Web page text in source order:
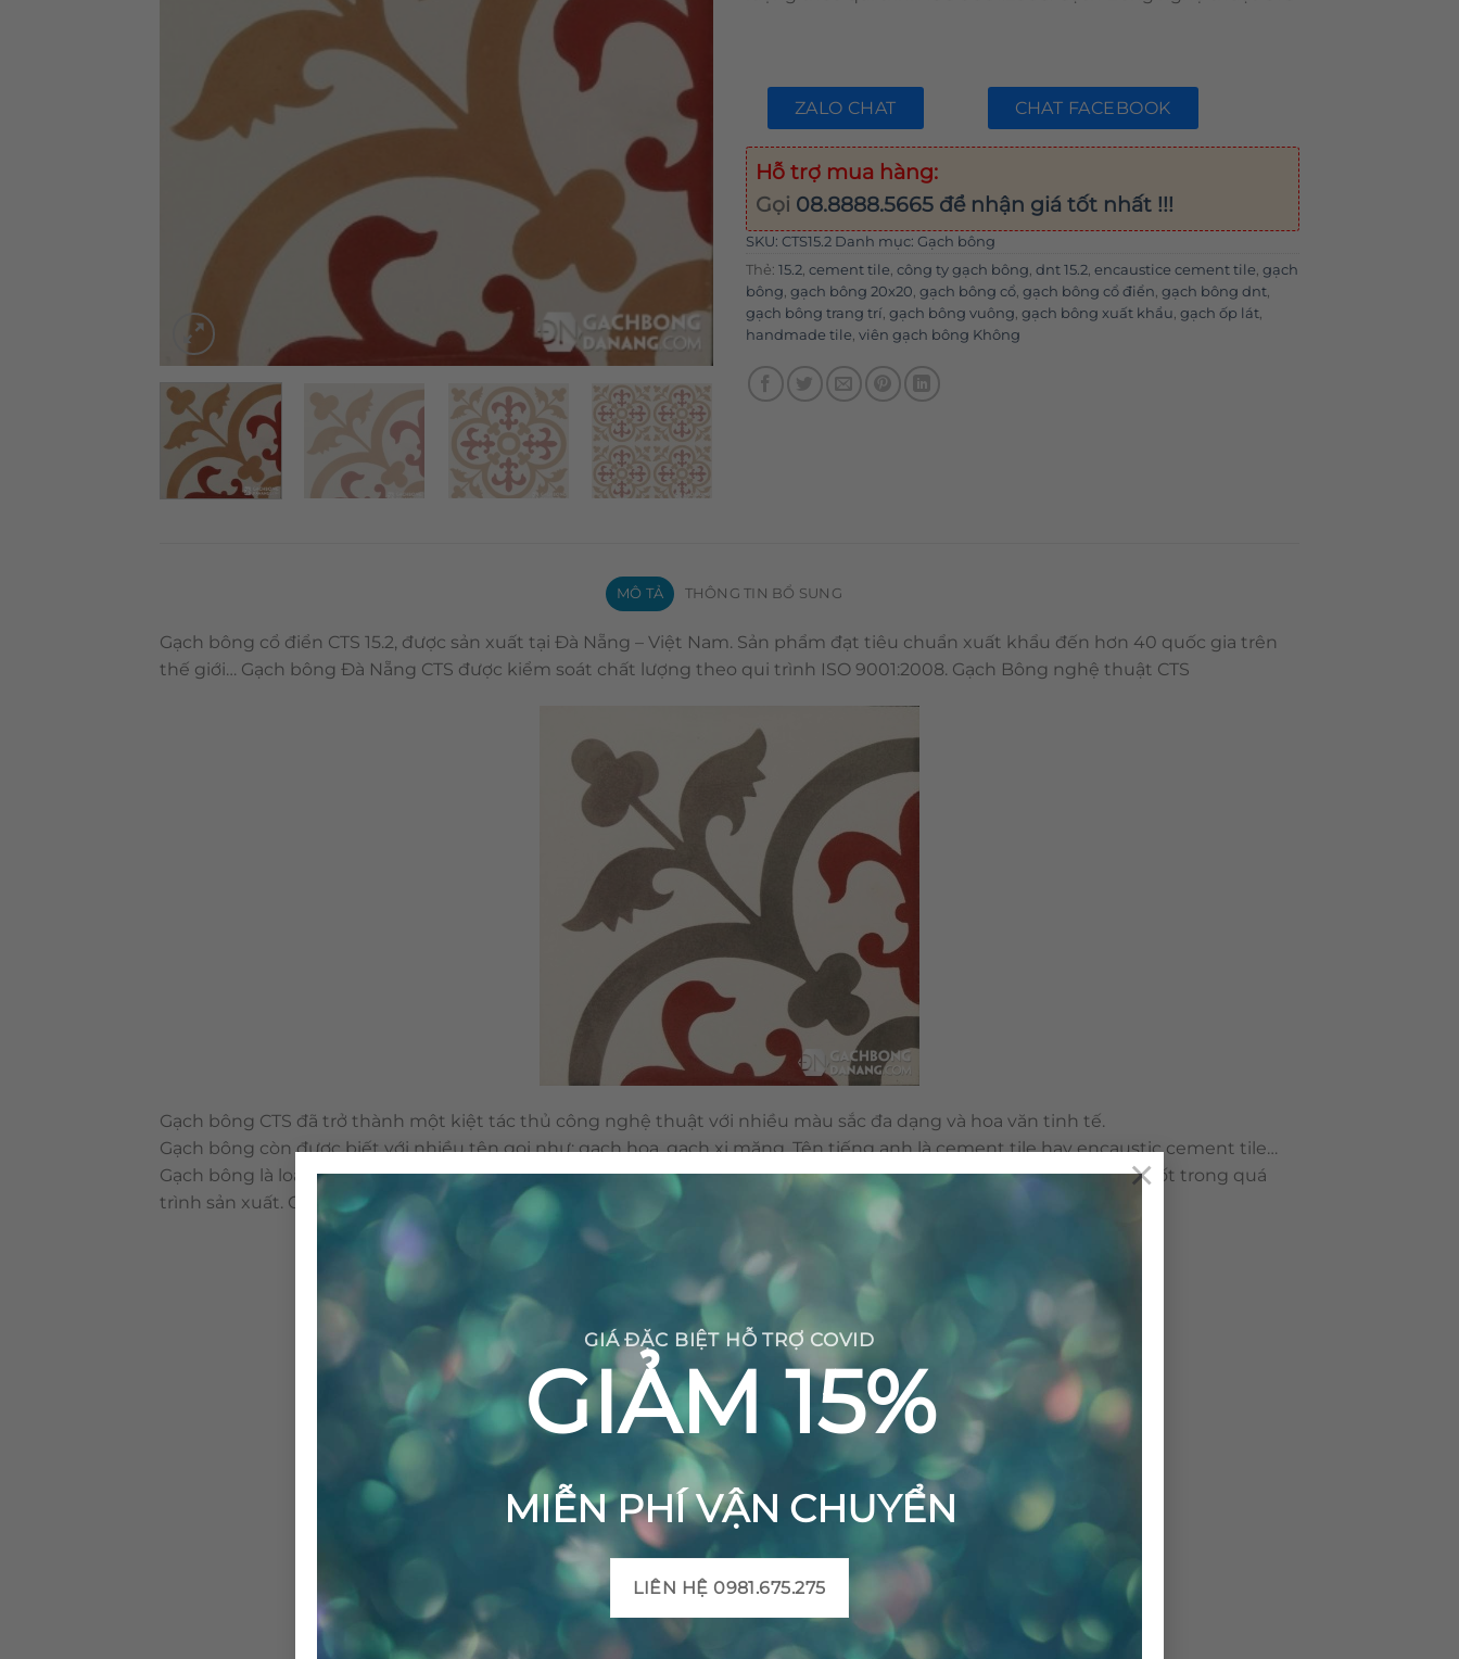
GIÁ ĐẶC BIỆT HỖ TRỢ COVID
GIẢM 15%
MIỄN PHÍ VẬN CHUYỂN
LIÊN HỆ 0981.675.275
×
ZALO CHAT CHAT FACEBOOK
Hỗ trợ mua hàng:
Gọi 08.8888.5665 để nhận giá tốt nhất !!!
SKU: CTS15.2 Danh mục: Gạch bông
Thẻ: 15.2, cement tile, công ty gạch bông, dnt 15.2, encaustice cement tile, gạch
bông, gạch bông 20x20, gạch bông cổ, gạch bông cổ điển, gạch bông dnt,
gạch bông trang trí, gạch bông vuông, gạch bông xuất khẩu, gạch ốp lát,
handmade tile, viên gạch bông Không
MÔ TẢ THÔNG TIN BỔ SUNG
Gạch bông cổ điển CTS 15.2, được sản xuất tại Đà Nẵng – Việt Nam. Sản phẩm đạt tiêu chuẩn xuất khẩu đến hơn 40 quốc gia trên
thế giới… Gạch bông Đà Nẵng CTS được kiểm soát chất lượng theo qui trình ISO 9001:2008. Gạch Bông nghệ thuật CTS
Gạch bông CTS đã trở thành một kiệt tác thủ công nghệ thuật với nhiều màu sắc đa dạng và hoa văn tinh tế.
Gạch bông còn được biết với nhiều tên gọi như: gạch hoa, gạch xi măng. Tên tiếng anh là cement tile hay encaustic cement tile…
Gạch bông là loại vật liệu thân thiện môi trường với những nguyên vật liệu tự nhiên và không sử dụng nhiên liệu đốt trong quá
trình sản xuất. Cấu tạo & qui trình nên viên gạch bông được sản xuất thủ công không gây ra ô nhiễm môi trường.